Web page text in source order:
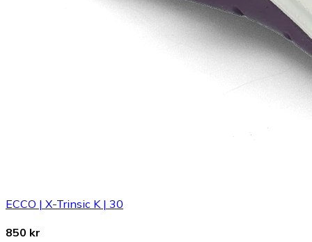
ECCO | X-Trinsic K | 30
850 kr